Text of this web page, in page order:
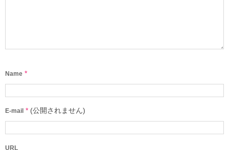
Name *
E-mail * (公開されません)
URL